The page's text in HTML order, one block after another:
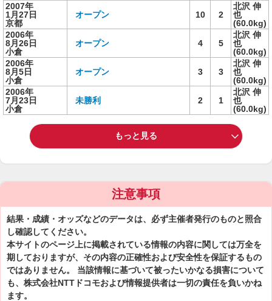
2007年
1月27日
京都
オープン 10 2
北沢 伸
也
(60.0kg)
2006年
8月26日
小倉
オープン 4 5
北沢 伸
也
(60.0kg)
2006年
8月5日
小倉
オープン 3 3
北沢 伸
也
(60.0kg)
2006年
7月23日
小倉
未勝利 2 1
北沢 伸
也
(60.0kg)
もっと見る
注意事項
結果・成績・オッズなどのデータは、必ず主催者発行のものと照合
し確認してください。
本サイトのページ上に掲載されている情報の内容に関しては万全を
期しておりますが、その内容の正確性および安全性を保証するもの
ではありません。 当該情報に基づいて被ったいかなる損害について
も、株式会社NTTドコモおよび情報提供者は一切の責任を負いかね
ます。